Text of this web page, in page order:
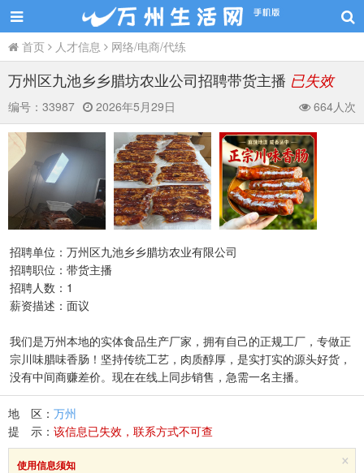
首页 人才信息 网络/电商/代练
万州区九池乡乡腊坊农业公司招聘带货主播 已失效
编号： 33987 2026年5月29日 664人次
招聘单位：万州区九池乡乡腊坊农业有限公司
招聘职位：带货主播
招聘人数：1
薪资描述：面议
我们是万州本地的实体食品生产厂家，拥有自己的正规工厂，专做正
宗川味腊味香肠！坚持传统工艺，肉质醇厚，是实打实的源头好货，
没有中间商赚差价。现在在线上同步销售，急需一名主播。
地 区： 万州
提 示： 该信息已失效，联系方式不可查
×
使用信息须知